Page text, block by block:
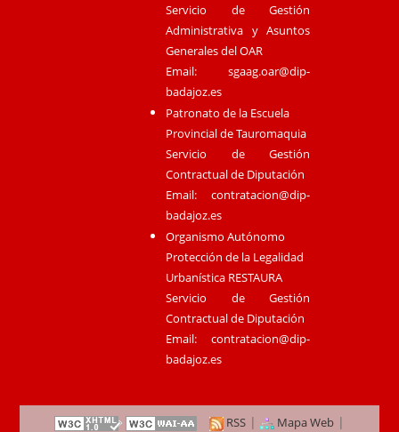
Servicio de Gestión
Administrativa y Asuntos
Generales del OAR
Email:sgaag.oar@dip-
badajoz.es
Patronato de la Escuela
Provincial de Tauromaquia
Servicio de Gestión
Contractual de Diputación
Email:contratacion@dip-
badajoz.es
Organismo Autónomo
Protección de la Legalidad
Urbanística RESTAURA
Servicio de Gestión
Contractual de Diputación
Email:contratacion@dip-
badajoz.es
RSS | Mapa Web |